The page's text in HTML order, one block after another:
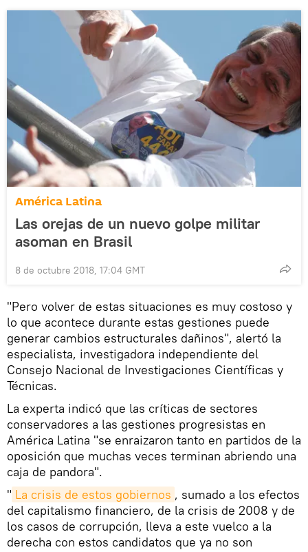
América Latina
Las orejas de un nuevo golpe militar
asoman en Brasil
8 de octubre 2018, 17:04 GMT
"Pero volver de estas situaciones es muy costoso y
lo que acontece durante estas gestiones puede
generar cambios estructurales dañinos", alertó la
especialista, investigadora independiente del
Consejo Nacional de Investigaciones Científicas y
Técnicas.
La experta indicó que las críticas de sectores
conservadores a las gestiones progresistas en
América Latina "se enraizaron tanto en partidos de la
oposición que muchas veces terminan abriendo una
caja de pandora".
" La crisis de estos gobiernos , sumado a los efectos
del capitalismo financiero, de la crisis de 2008 y de
los casos de corrupción, lleva a este vuelco a la
derecha con estos candidatos que ya no son